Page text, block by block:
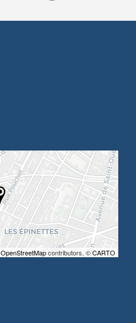
OpenStreetMapcontributors, ©CARTO